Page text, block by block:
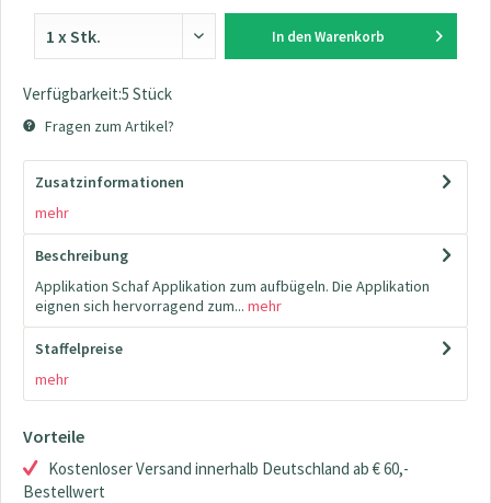
In den Warenkorb
Verfügbarkeit:5 Stück
Fragen zum Artikel?
Zusatzinformationen
mehr
Beschreibung
Applikation Schaf Applikation zum aufbügeln. Die Applikation
eignen sich hervorragend zum... mehr
Staffelpreise
mehr
Vorteile
Kostenloser Versand innerhalb Deutschland ab € 60,-
Bestellwert